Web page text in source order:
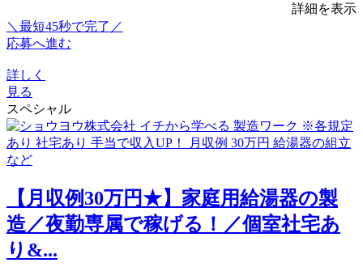
詳細を表示
＼最短45秒で完了／
応募へ進む
詳しく
見る
スペシャル
【月収例30万円★】家庭用給湯器の製
造／夜勤専属で稼げる！／個室社宅あ
り&...